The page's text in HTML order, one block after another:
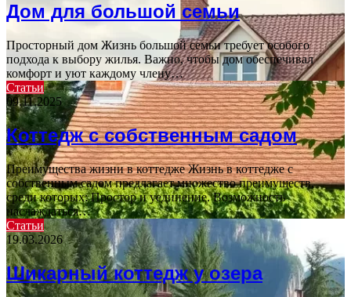
Дом для большой семьи
Просторный дом Жизнь большой семьи требует особого
подхода к выбору жилья. Важно, чтобы дом обеспечивал
комфорт и уют каждому члену…
Статьи
09.11.2025
Коттедж с собственным садом
Преимущества жизни в коттедже Жизнь в коттедже с
собственным садом предлагает множество преимуществ,
среди которых: Простор и уединение. Возможность
наслаждаться…
Статьи
19.03.2026
Шикарный коттедж у озера